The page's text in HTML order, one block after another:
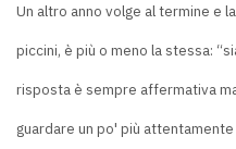
Un altro anno volge al termine e
piccini, è più o meno la stessa:
risposta è sempre affermativa
guardare un po' più